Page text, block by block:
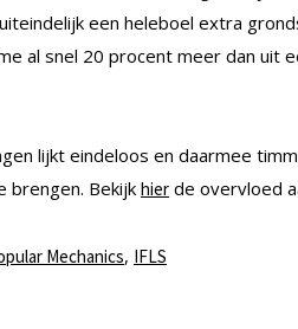
een heleboel extra
al snel 20 procent meer dan uit
lijkt eindeloos en daarmee
brengen. Bekijk hier de overvloed
Mechanics, IFLS